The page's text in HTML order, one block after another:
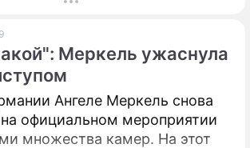
Меркель ужаснула
Ангеле Меркель снова
официальном мероприятии
множества камер. На этот